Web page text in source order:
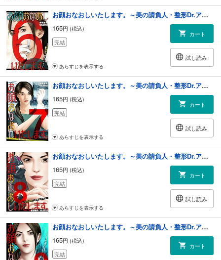
お顔おなおしいたします。～美の請負人・整形Dr.アイラ～ 6
165円 (税込)
完結
カート
試し読み
あらすじを表示する
お顔おなおしいたします。～美の請負人・整形Dr.アイラ～ 7
165円 (税込)
完結
カート
試し読み
あらすじを表示する
お顔おなおしいたします。～美の請負人・整形Dr.アイラ～ 8
165円 (税込)
完結
カート
試し読み
あらすじを表示する
お顔おなおしいたします。～美の請負人・整形Dr.アイラ～ 9
165円 (税込)
完結
カート